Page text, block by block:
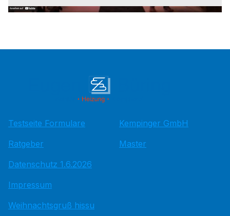
Testseite Formulare
Ratgeber
Datenschutz 1.6.2026
Impressum
Weihnachtsgruß hissu
Kempinger GmbH
Master